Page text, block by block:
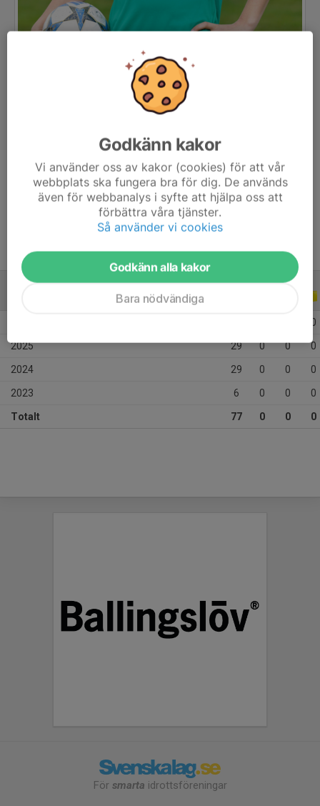
Position
-
15 år
ALLA ÅR
0
2025 29 0 0 0
2024 29 0 0 0
2023 6 0 0 0
Totalt 77 0 0 0
För smarta idrottsföreningar
Godkänn kakor
Vi använder oss av kakor (cookies) för att vår
webbplats ska fungera bra för dig. De används
även för webbanalys i syfte att hjälpa oss att
förbättra våra tjänster.
Så använder vi cookies
Godkänn alla kakor
Bara nödvändiga